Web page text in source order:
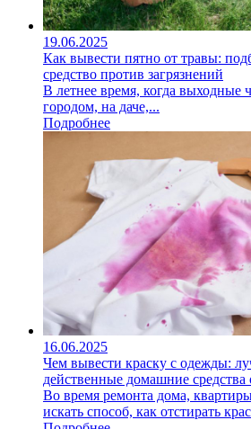
19.06.2025
Как вывести пятно от травы:
средство против загрязнений
В летнее время, когда выходные
городом, на даче,...
Подробнее
16.06.2025
Чем вывести краску с одежды:
действенные домашние средства
Во время ремонта дома,
искать способ, как отстирать